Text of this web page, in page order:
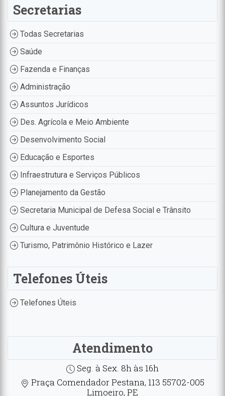
Secretarias
Todas Secretarias
Saúde
Fazenda e Finanças
Administração
Assuntos Jurídicos
Des. Agrícola e Meio Ambiente
Desenvolvimento Social
Educação e Esportes
Infraestrutura e Serviços Públicos
Planejamento da Gestão
Secretaria Municipal de Defesa Social e Trânsito
Cultura e Juventude
Turismo, Patrimônio Histórico e Lazer
Telefones Úteis
Telefones Úteis
Atendimento
Seg. à Sex. 8h às 16h
Praça Comendador Pestana, 113 55702-005
Limoeiro, PE